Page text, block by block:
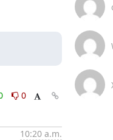
0
10:20 a.m.